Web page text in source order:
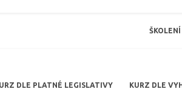
ŠKOLENÍ
DLE PLATNÉ LEGISLATIVY KURZ DLE